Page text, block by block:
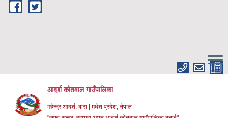
Skip to main content
आदर्श कोतवाल गाउँपालिका
महेन्द्र आदर्श, बारा | मधेश प्रदेश, नेपाल